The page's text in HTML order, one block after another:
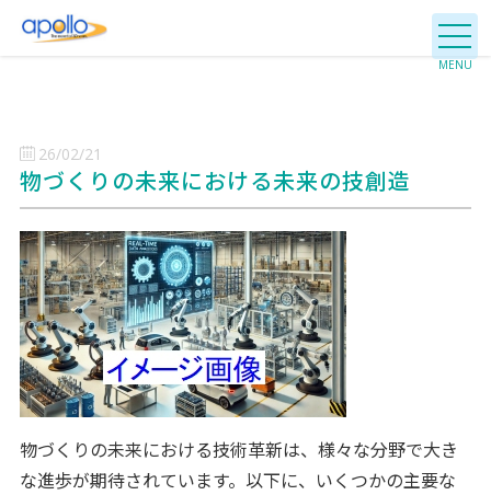
26/02/21
物づくりの未来における未来の技創造
物づくりの未来における技術革新は、様々な分野で大き
な進歩が期待されています。以下に、いくつかの主要な